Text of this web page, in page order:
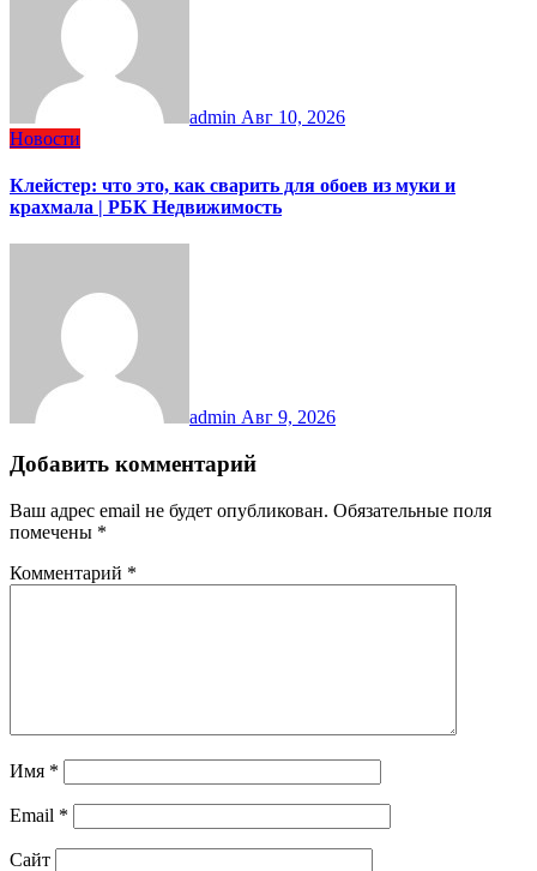
admin Авг 10, 2026
Новости
Клейстер: что это, как сварить для обоев из муки и
крахмала | РБК Недвижимость
admin Авг 9, 2026
Добавить комментарий
Ваш адрес email не будет опубликован. Обязательные поля
помечены *
Комментарий *
Имя *
Email *
Сайт